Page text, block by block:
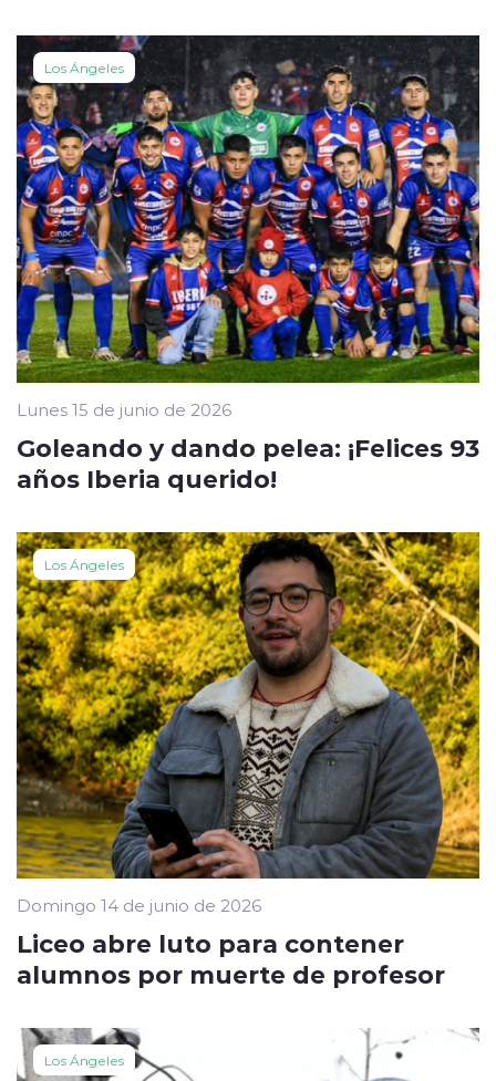
Los Ángeles
Lunes 15 de junio de 2026
Goleando y dando pelea: ¡Felices 93
años Iberia querido!
Los Ángeles
Domingo 14 de junio de 2026
Liceo abre luto para contener
alumnos por muerte de profesor
Los Ángeles